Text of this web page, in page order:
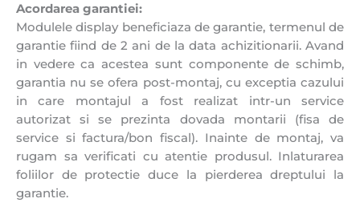
Acordarea garantiei:
Modulele display beneficiaza de garantie, termenul de
garantie fiind de 2 ani de la data achizitionarii. Avand
in vedere ca acestea sunt componente de schimb,
garantia nu se ofera post-montaj, cu exceptia cazului
in care montajul a fost realizat intr-un service
autorizat si se prezinta dovada montarii (fisa de
service si factura/bon fiscal). Inainte de montaj, va
rugam sa verificati cu atentie produsul. Inlaturarea
foliilor de protectie duce la pierderea dreptului la
garantie.